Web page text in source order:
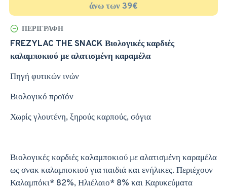
άνω των 39€
ΠΕΡΙΓΡΑΦΉ
FREZYLAC THESNACK Βιολογικές καρδιές
καλαμποκιού με αλατισμένη καραμέλα
Πηγή φυτικών ινών
Βιολογικό προϊόν
Χωρίς γλουτένη, ξηρούς καρπούς, σόγια
Βιολογικές καρδιές καλαμποκιού με αλατισμένη καραμέλα
ως σνακ καλαμποκιού για παιδιά και ενήλικες. Περιέχουν
Καλαμπόκι* 82%, Ηλιέλαιο* 8% και Καρυκεύματα